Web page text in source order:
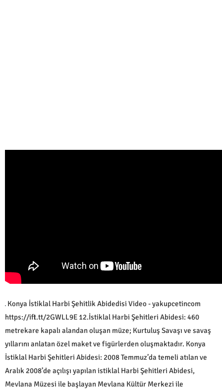
Konya İstiklal Harbi Şehitlik Abidedisi Video - yakupcetincom
https://ift.tt/2GWLL9E 12.İstiklal Harbi Şehitleri Abidesi: 460
metrekare kapalı alandan oluşan müze; Kurtuluş Savaşı ve savaş
yıllarını anlatan özel maket ve figürlerden oluşmaktadır. Konya
İstiklal Harbi Şehitleri Abidesi: 2008 Temmuz’da temeli atılan ve
Aralık 2008’de açılışı yapılan istiklal Harbi Şehitleri Abidesi,
Mevlana Müzesi ile başlayan Mevlana Kültür Merkezi ile